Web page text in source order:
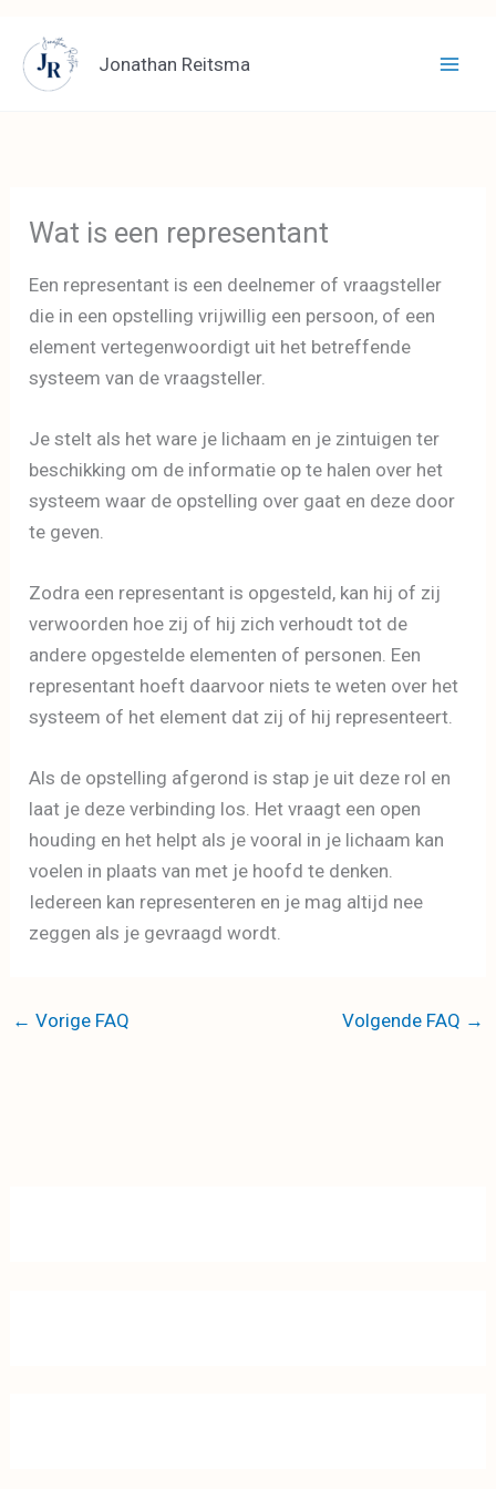
naar
Jonathan Reitsma
Wat is een representant
Een representant is een deelnemer of vraagsteller
die in een opstelling vrijwillig een persoon, of een
element vertegenwoordigt uit het betreffende
systeem van de vraagsteller.
Je stelt als het ware je lichaam en je zintuigen ter
beschikking om de informatie op te halen over het
systeem waar de opstelling over gaat en deze door
te geven.
Zodra een representant is opgesteld, kan hij of zij
verwoorden hoe zij of hij zich verhoudt tot de
andere opgestelde elementen of personen. Een
representant hoeft daarvoor niets te weten over het
systeem of het element dat zij of hij representeert.
Als de opstelling afgerond is stap je uit deze rol en
laat je deze verbinding los. Het vraagt een open
houding en het helpt als je vooral in je lichaam kan
voelen in plaats van met je hoofd te denken.
Iedereen kan representeren en je mag altijd nee
zeggen als je gevraagd wordt.
← Vorige FAQ Volgende FAQ →